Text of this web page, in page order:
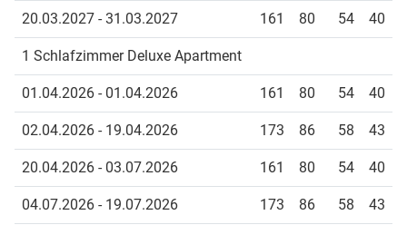
20.03.2027 - 31.03.2027 161 80 54 40
1 Schlafzimmer Deluxe Apartment
01.04.2026 - 01.04.2026 161 80 54 40
02.04.2026 - 19.04.2026 173 86 58 43
20.04.2026 - 03.07.2026 161 80 54 40
04.07.2026 - 19.07.2026 173 86 58 43